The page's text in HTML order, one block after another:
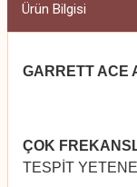
Ürün Bilgisi
GARRETT ACE
ÇOK
TESPİT